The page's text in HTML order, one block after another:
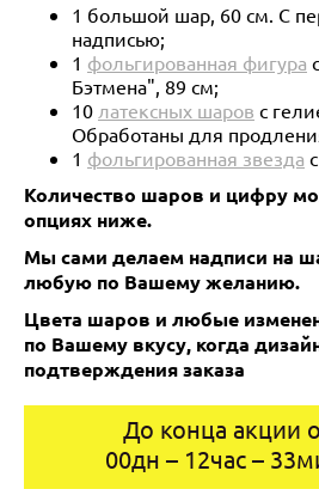
1 большой шар, 60 см. С
надписью;
1 фольгированная фигура
Бэтмена", 89 см;
10 латексных шаров с
Обработаны для
1 фольгированная звезда
Количество шаров и цифру
опциях ниже.
Мы сами делаем надписи на
любую по Вашему желанию.
Цвета шаров и любые
по Вашему вкусу, когда
подтверждения заказа
До конца акции
00дн – 12час – 33